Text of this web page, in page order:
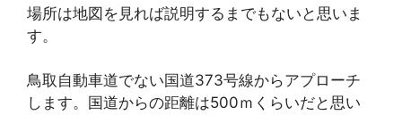
場所は地図を見れば説明するまでもないと思いま
す。
鳥取自動車道でない国道373号線からアプローチ
します。国道からの距離は500ｍくらいだと思い